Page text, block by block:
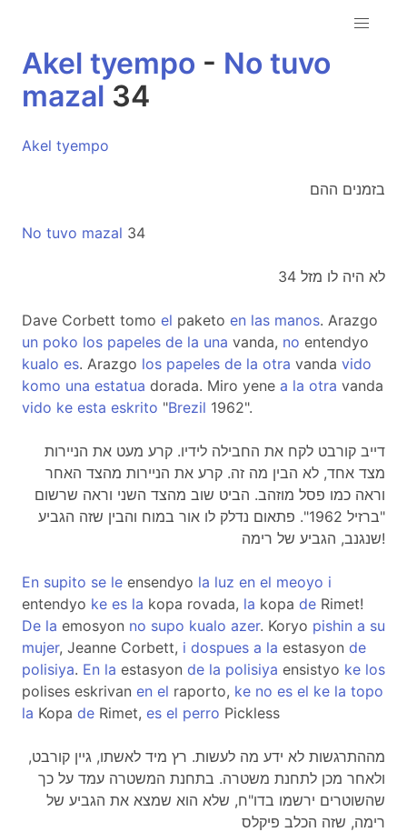
Akel tyempo - No tuvo
mazal 34
Akel tyempo
בזמנים ההם
No tuvo mazal 34
לא היה לו מזל 34
Dave Corbett tomo el paketo en las manos. Arazgo
un poko los papeles de la una vanda, no entendyo
kualo es. Arazgo los papeles de la otra vanda vido
komo una estatua dorada. Miro yene a la otra vanda
vido ke esta eskrito "Brezil 1962".
דייב קורבט לקח את החבילה לידיו. קרע מעט את הניירות
מצד אחד, לא הבין מה זה. קרע את הניירות מהצד האחר
וראה כמו פסל מוזהב. הביט שוב מהצד השני וראה שרשום
"ברזיל 1962". פתאום נדלק לו אור במוח והבין שזה הגביע
שנגנב, הגביע של רימה!
En supito se le ensendyo la luz en el meoyo i
entendyo ke es la kopa rovada, la kopa de Rimet!
De la emosyon no supo kualo azer. Koryo pishin a su
mujer, Jeanne Corbett, i dospues a la estasyon de
polisiya. En la estasyon de la polisiya ensistyo ke los
polises eskrivan en el raporto, ke no es el ke la topo
la Kopa de Rimet, es el perro Pickless
מההתרגשות לא ידע מה לעשות. רץ מיד לאשתו, גיין קורבט,
ולאחר מכן לתחנת משטרה. בתחנת המשטרה עמד על כך
שהשוטרים ירשמו בדו"ח, שלא הוא שמצא את הגביע של
רימה, שזה הכלב פיקלס